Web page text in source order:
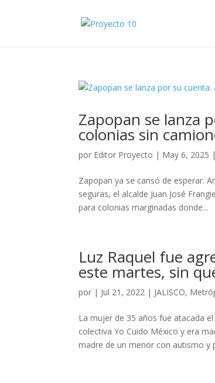
Zapopan se lanza
colonias sin
por Editor Proyecto | May 6, 2025 |
Zapopan ya se cansó de esperar.
seguras, el alcalde Juan José
para colonias marginadas donde...
Luz Raquel fue
este martes, sin
por | Jul 21, 2022 | JALISCO,
La mujer de 35 años fue atacada
colectiva Yo Cuido México y era
madre de un menor con autismo y